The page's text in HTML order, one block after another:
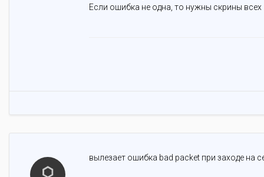
Если ошибка не одна, то нужны скрины
вылезает ошибка bad packet при заходе на